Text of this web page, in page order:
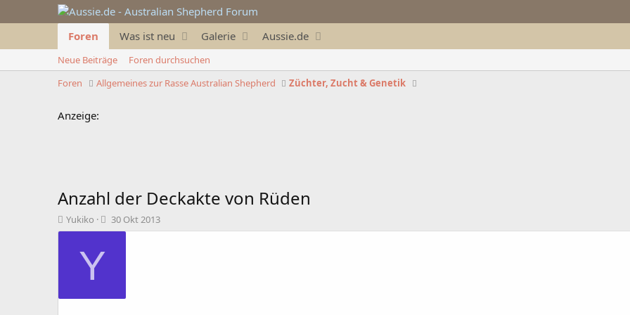
Foren Was ist neu Galerie Aussie.de
Neue Beiträge
Foren durchsuchen
Foren
Allgemeines zur Rasse Australian Shepherd Züchter, Zucht & Genetik
Anzeige:
Anzahl der Deckakte von Rüden
T
h
Yukiko
B
e
30 Okt 2013
Y